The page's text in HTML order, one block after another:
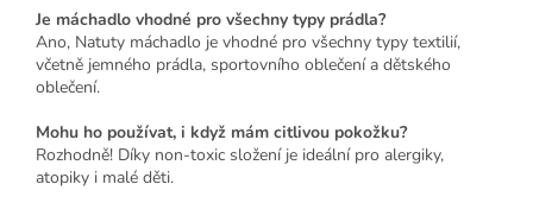
Je máchadlo vhodné pro všechny typy prádla?
Ano, Natuty máchadlo je vhodné pro všechny typy textilií,
včetně jemného prádla, sportovního oblečení a dětského
oblečení.
Mohu ho používat, i když mám citlivou pokožku?
Rozhodně! Díky non-toxic složení je ideální pro alergiky,
atopiky i malé děti.